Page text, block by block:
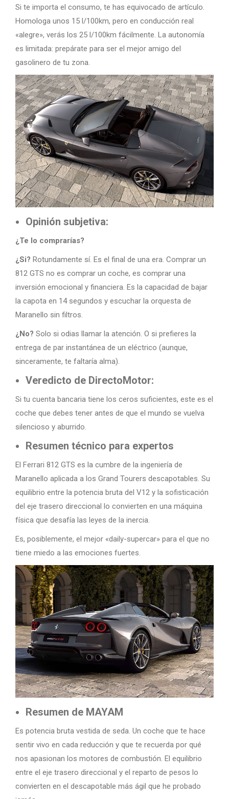
Si te importa el consumo, te has equivocado de artículo.
Homologa unos 15 l/100km, pero en conducción real
«alegre», verás los 25 l/100km fácilmente. La autonomía
es limitada: prepárate para ser el mejor amigo del
gasolinero de tu zona.
Opinión subjetiva:
¿Te lo comprarías?
¿Si? Rotundamente sí. Es el final de una era. Comprar un
812 GTS no es comprar un coche, es comprar una
inversión emocional y financiera. Es la capacidad de bajar
la capota en 14 segundos y escuchar la orquesta de
Maranello sin filtros.
¿No? Solo si odias llamar la atención. O si prefieres la
entrega de par instantánea de un eléctrico (aunque,
sinceramente, te faltaría alma).
Veredicto de DirectoMotor:
Si tu cuenta bancaria tiene los ceros suficientes, este es el
coche que debes tener antes de que el mundo se vuelva
silencioso y aburrido.
Resumen técnico para expertos
El Ferrari 812 GTS es la cumbre de la ingeniería de
Maranello aplicada a los Grand Tourers descapotables. Su
equilibrio entre la potencia bruta del V12 y la sofisticación
del eje trasero direccional lo convierten en una máquina
física que desafía las leyes de la inercia.
Es, posiblemente, el mejor «daily-supercar» para el que no
tiene miedo a las emociones fuertes.
Resumen de MAYAM
Es potencia bruta vestida de seda. Un coche que te hace
sentir vivo en cada reducción y que te recuerda por qué
nos apasionan los motores de combustión. El equilibrio
entre el eje trasero direccional y el reparto de pesos lo
convierten en el descapotable más ágil que he probado